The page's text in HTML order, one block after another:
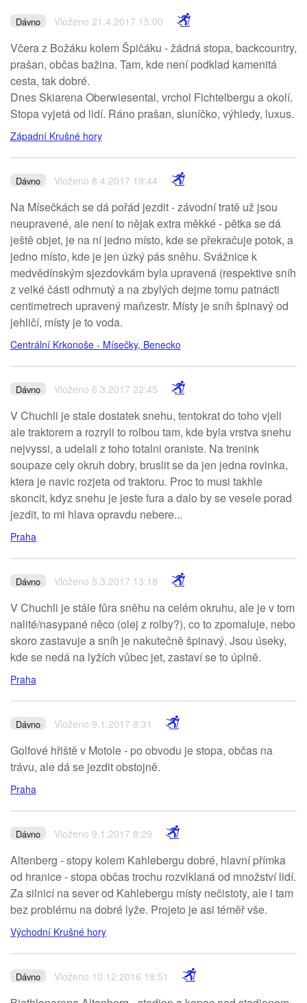
Dávno Vloženo 21.4.2017 15:00
Včera z Božáku kolem Špičáku - žádná stopa, backcountry,
prašan, občas bažina. Tam, kde není podklad kamenitá
cesta, tak dobré.
Dnes Skiarena Oberwiesental, vrchol Fichtelbergu a okolí.
Stopa vyjetá od lidí. Ráno prašan, sluníčko, výhledy, luxus.
Západní Krušné hory
Dávno Vloženo 8.4.2017 19:44
Na Mísečkách se dá pořád jezdit - závodní tratě už jsou
neupravené, ale není to nějak extra měkké - pětka se dá
ještě objet, je na ní jedno místo, kde se překračuje potok, a
jedno místo, kde je jen úzký pás sněhu. Svážnice k
medvědínským sjezdovkám byla upravená (respektive sníh
z velké části odhrnutý a na zbylých dejme tomu patnácti
centimetrech upravený maňzestr. Místy je sníh špinavý od
jehličí, místy je to voda.
Centrální Krkonoše - Mísečky, Benecko
Dávno Vloženo 6.3.2017 22:45
V Chuchli je stale dostatek snehu, tentokrat do toho vjeli
ale traktorem a rozryli to rolbou tam, kde byla vrstva snehu
nejvyssi, a udelali z toho totalni oraniste. Na trenink
soupaze cely okruh dobry, bruslit se da jen jedna rovinka,
ktera je navic rozjeta od traktoru. Proc to musi takhle
skoncit, kdyz snehu je jeste fura a dalo by se vesele porad
jezdit, to mi hlava opravdu nebere...
Praha
Dávno Vloženo 5.3.2017 13:18
V Chuchli je stále fůra sněhu na celém okruhu, ale je v tom
nalité/nasypané něco (olej z rolby?), co to zpomaluje, nebo
skoro zastavuje a sníh je nakutečně špinavý. Jsou úseky,
kde se nedá na lyžích vůbec jet, zastaví se to úplně.
Praha
Dávno Vloženo 9.1.2017 8:31
Golfové hřiště v Motole - po obvodu je stopa, občas na
trávu, ale dá se jezdit obstojně.
Praha
Dávno Vloženo 9.1.2017 8:29
Altenberg - stopy kolem Kahlebergu dobré, hlavní přímka
od hranice - stopa občas trochu rozviklaná od množství lidí.
Za silnicí na sever od Kahlebergu místy nečistoty, ale i tam
bez problému na dobré lyže. Projeto je asi téměř vše.
Východní Krušné hory
Dávno Vloženo 10.12.2016 18:51